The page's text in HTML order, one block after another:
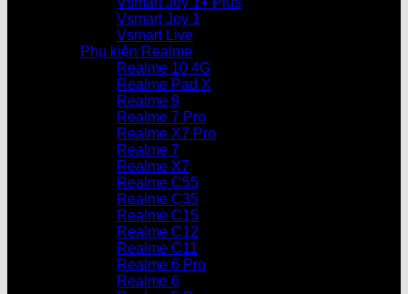
Vsmart Joy 1
Vsmart Live
Phụ kiện Realme
Realme 10 4G
Realme Pad X
Realme 9
Realme 7 Pro
Realme X7 Pro
Realme 7
Realme X7
Realme C55
Realme C35
Realme C15
Realme C12
Realme C11
Realme 6 Pro
Realme 6